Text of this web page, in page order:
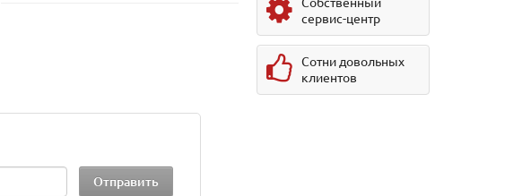
сервис-центр
Сотни довольных
клиентов